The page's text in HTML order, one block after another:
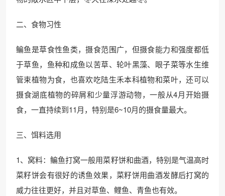
二、食物习性
鳊鱼是草食性鱼类，摄食范围广，但摄食能力和强度都低
于草鱼，鱼种和成鱼以苦草、轮叶黑藻、眼子菜等水生维
管束植物为食，也喜欢吃陆生禾本科植物和菜叶，还可以
摄食湖底植物的碎屑和少量浮游动物，一般从4月开始摄
食，一直持续到11月，特别是6~10月的摄食量最大。
三、饵料选用
1、窝料：鳊鱼打窝一般用菜籽饼和曲酒，特别是气温高时
菜籽饼会有很好的诱鱼效果，菜籽饼用曲酒发酵后打窝的
威力往往更好，并且对草鱼、鲤鱼、青鱼也有效。